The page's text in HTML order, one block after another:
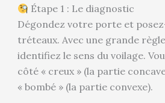
Étape 1 : Le diagnostic
Dégondez votre porte et
tréteaux. Avec une grande
identifiez le sens du voilage.
côté « creux » (la partie
« bombé » (la partie convexe).